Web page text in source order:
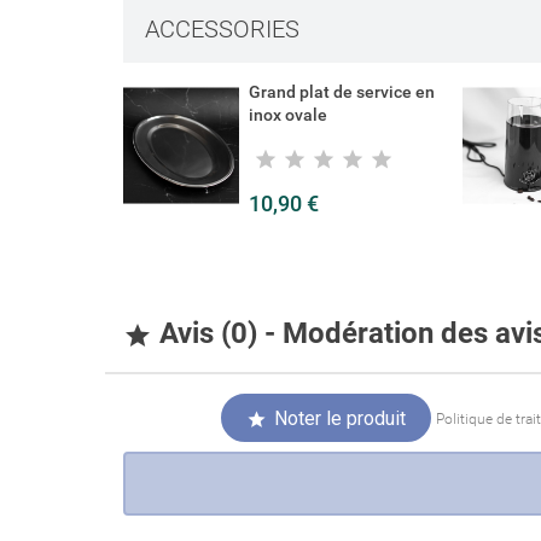
ACCESSORIES
Grand plat de service en
inox ovale
10,90 €
 Avis (0) - Modération des
 Noter le produit Politique de
Vous devez